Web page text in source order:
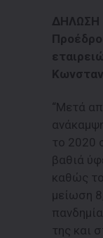
ΔΗΛΩΣΗ
“Μετά
το 2020
βαθιά
καθώς
μείωση
της και